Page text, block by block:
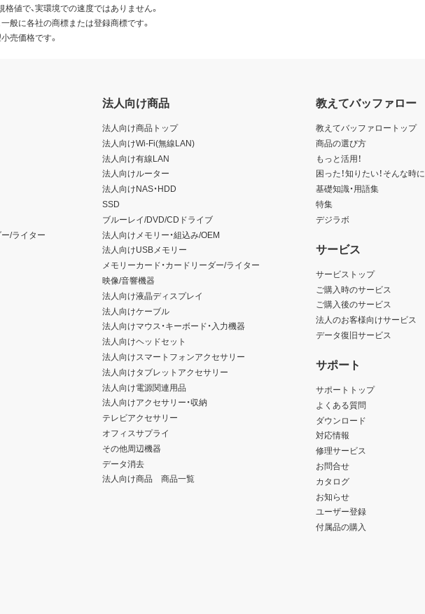
値で、実環境での速度ではありません。
般に各社の商標または登録商標です。
売価格です。
/ライター
法人向け商品
法人向け商品トップ
法人向けWi-Fi(無線LAN)
法人向け有線LAN
法人向けルーター
法人向けNAS・HDD
SSD
ブルーレイ/DVD/CDドライブ
法人向けメモリー・組込み/OEM
法人向けUSBメモリー
メモリーカード・カードリーダー/ライター
映像/音響機器
法人向け液晶ディスプレイ
法人向けケーブル
法人向けマウス・キーボード・入力機器
法人向けヘッドセット
法人向けスマートフォンアクセサリー
法人向けタブレットアクセサリー
法人向け電源関連用品
法人向けアクセサリー・収納
テレビアクセサリー
オフィスサプライ
その他周辺機器
データ消去
法人向け商品 商品一覧
教えてバッファロー
教えてバッファロートップ
商品の選び方
もっと活用！
困った！知りたい！そんな時に
基礎知識・用語集
特集
デジラボ
サービス
サービストップ
ご購入時のサービス
ご購入後のサービス
法人のお客様向けサービス
データ復旧サービス
サポート
サポートトップ
よくある質問
ダウンロード
対応情報
修理サービス
お問合せ
カタログ
お知らせ
ユーザー登録
付属品の購入